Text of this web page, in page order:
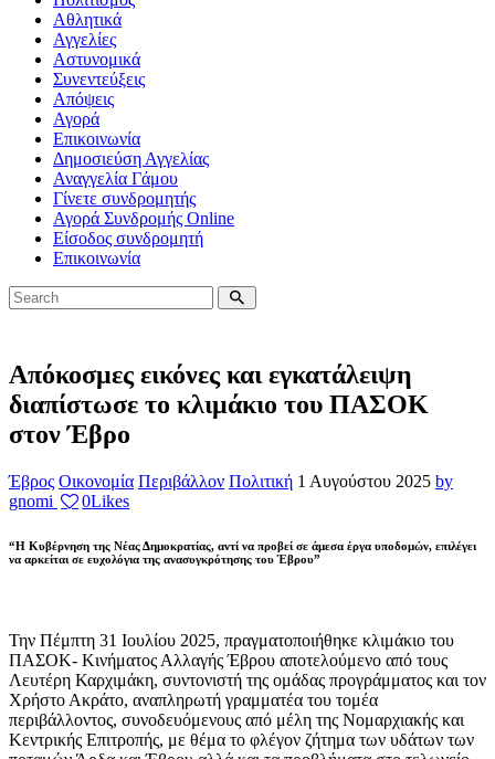
Αθλητικά
Αγγελίες
Αστυνομικά
Συνεντεύξεις
Απόψεις
Αγορά
Επικοινωνία
Δημοσιεύση Αγγελίας
Αναγγελία Γάμου
Γίνετε συνδρομητής
Αγορά Συνδρομής Online
Είσοδος συνδρομητή
Επικοινωνία
Απόκοσμες εικόνες και εγκατάλειψη
διαπίστωσε το κλιμάκιο του ΠΑΣΟΚ
στον Έβρο
Έβρος Οικονομία Περιβάλλον Πολιτική 1 Αυγούστου 2025 by
gnomi
0Likes
“Η Κυβέρνηση της Νέας Δημοκρατίας, αντί να προβεί σε άμεσα έργα υποδομών, επιλέγει
να αρκείται σε ευχολόγια της ανασυγκρότησης του Έβρου”
Την Πέμπτη 31 Ιουλίου 2025, πραγματοποιήθηκε κλιμάκιο του
ΠΑΣΟΚ- Κινήματος Αλλαγής Έβρου αποτελούμενο από τους
Λευτέρη Καρχιμάκη, συντονιστή της ομάδας προγράμματος και τον
Χρήστο Ακράτο, αναπληρωτή γραμματέα του τομέα
περιβάλλοντος, συνοδευόμενους από μέλη της Νομαρχιακής και
Κεντρικής Επιτροπής, με θέμα το φλέγον ζήτημα των υδάτων των